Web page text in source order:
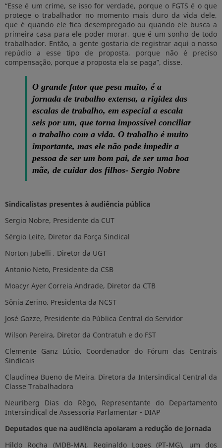
“Esse é um crime, se isso for verdade, porque o FGTS é o que
protege o trabalhador no momento mais duro da vida dele,
que é quando ele fica desempregado ou quando ele busca a
primeira casa para ele poder morar, que é um sonho de todo
trabalhador. Então, a gente gostaria de registrar aqui o nosso
repúdio a esse tipo de proposta, porque não é preciso
compensação, porque a proposta ela se paga”, disse.
O grande fator que pesa muito, é a
jornada de trabalho extensa, a rigidez das
escalas de trabalho, em especial a escala
seis por um, que torna impossível conciliar
o trabalho com a vida. O trabalho é muito
importante, mas ele não pode impedir a
pessoa de ser um bom pai, de ser uma boa
mãe, de cuidar dos filhos- Sergio Nobre
Sindicalistas presentes à audiência pública
Sergio Nobre, Presidente da CUT
Sérgio Leite, Diretor da Força Sindical
Norton Jubelli , Diretor da UGT
Antonio Neto, Presidente da CSB
Moacyr Ayer Correia Andrade, Diretor da CTB
Sônia Zerino, Presidenta da NCST
José Gozze, Presidente da Pública Central do Servidor
Wilson Pereira, Diretor da Contratuh e do FST
Clemente Ganz Lúcio, Coordenador do Fórum das Centrais
Sindicais
Claudinea Bueno de Meira, Diretora da Intersindical Central da
Classe Trabalhadora
Neuriberg Dias do Rêgo, Representante do Departamento
Intersindical de Assessoria Parlamentar - DIAP
Deputados que na audiência apoiaram a redução de jornada
Hildo Rocha (MDB-MA), Reginaldo Lopes (PT-MG), um dos